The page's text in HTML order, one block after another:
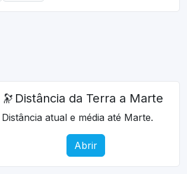
🔭 Distância da Terra a Marte
Distância atual e média até Marte.
Abrir